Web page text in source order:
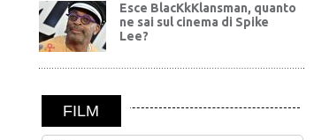
Esce BlacKkKlansman, quanto
ne sai sul cinema di Spike
Lee?